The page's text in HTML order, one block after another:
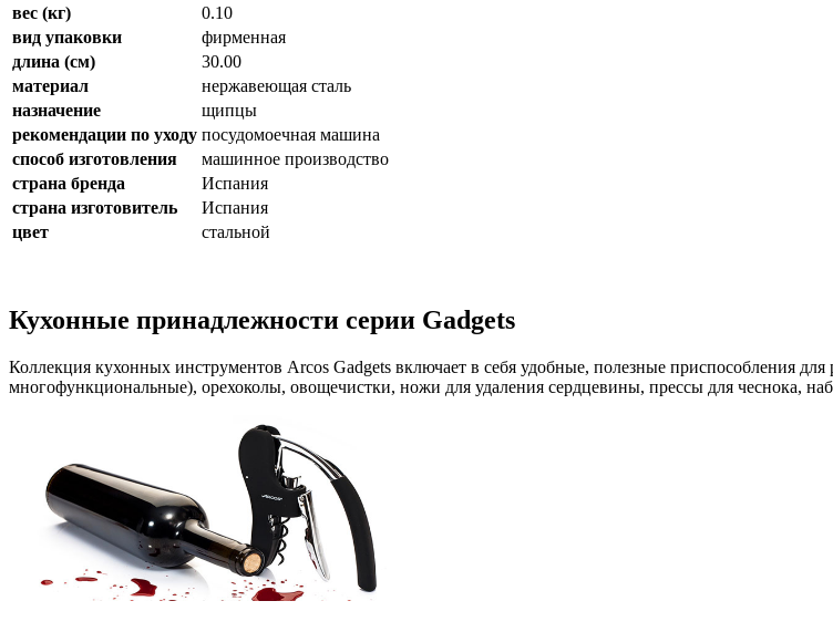
вес (кг)
0.10
вид упаковки
фирменная
длина (см)
30.00
материал
нержавеющая сталь
назначение
щипцы
рекомендации по уходу посудомоечная машина
способ изготовления
машинное производство
страна бренда
Испания
страна изготовитель
Испания
цвет
стальной
Кухонные принадлежности серии Gadgets
Коллекция кухонных инструментов Arcos Gadgets включает в себя удобные, полезные приспособления
многофункциональные), орехоколы, овощечистки, ножи для удаления сердцевины, прессы для чеснока,